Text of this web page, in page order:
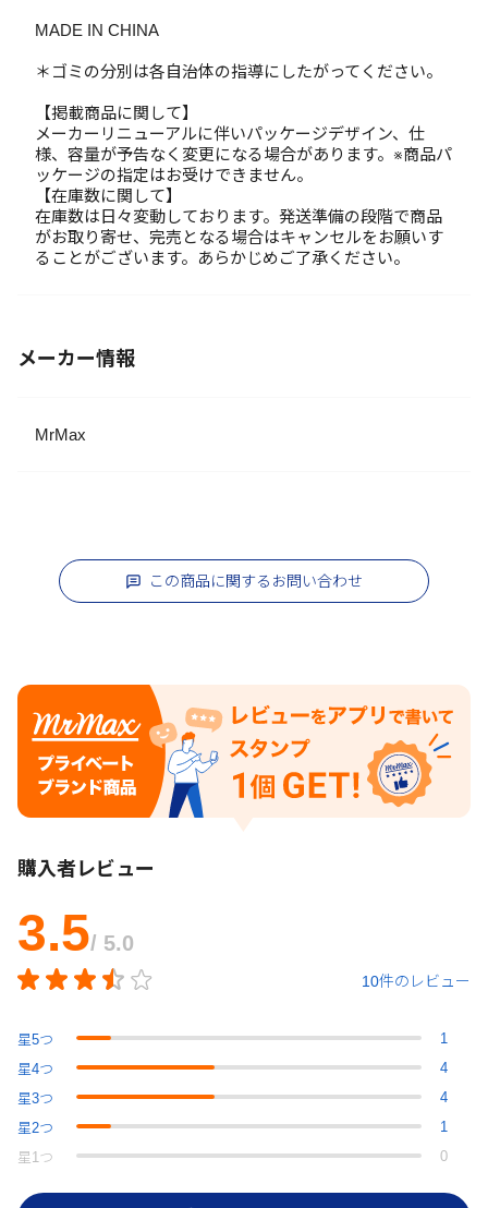
MADE IN CHINA
＊ゴミの分別は各自治体の指導にしたがってください。
【掲載商品に関して】
メーカーリニューアルに伴いパッケージデザイン、仕
様、容量が予告なく変更になる場合があります。※商品パ
ッケージの指定はお受けできません。
【在庫数に関して】
在庫数は日々変動しております。発送準備の段階で商品
がお取り寄せ、完売となる場合はキャンセルをお願いす
ることがございます。あらかじめご了承ください。
メーカー情報
MrMax
この商品に関するお問い合わせ
購入者レビュー
3.5/ 5.0
10件のレビュー
星5つ
1
星4つ
4
星3つ
4
星2つ
1
星 1 つ 0